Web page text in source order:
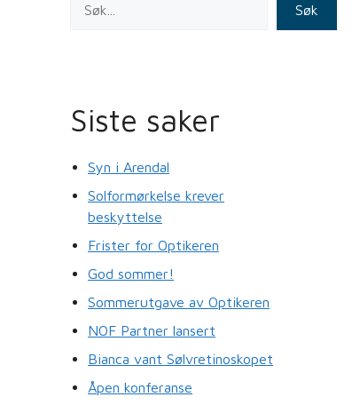
Søk
Siste saker
Syn i Arendal
Solformørkelse krever
beskyttelse
Frister for Optikeren
God sommer!
Sommerutgave av Optikeren
NOF Partner lansert
Bianca vant Sølvretinoskopet
Åpen konferanse